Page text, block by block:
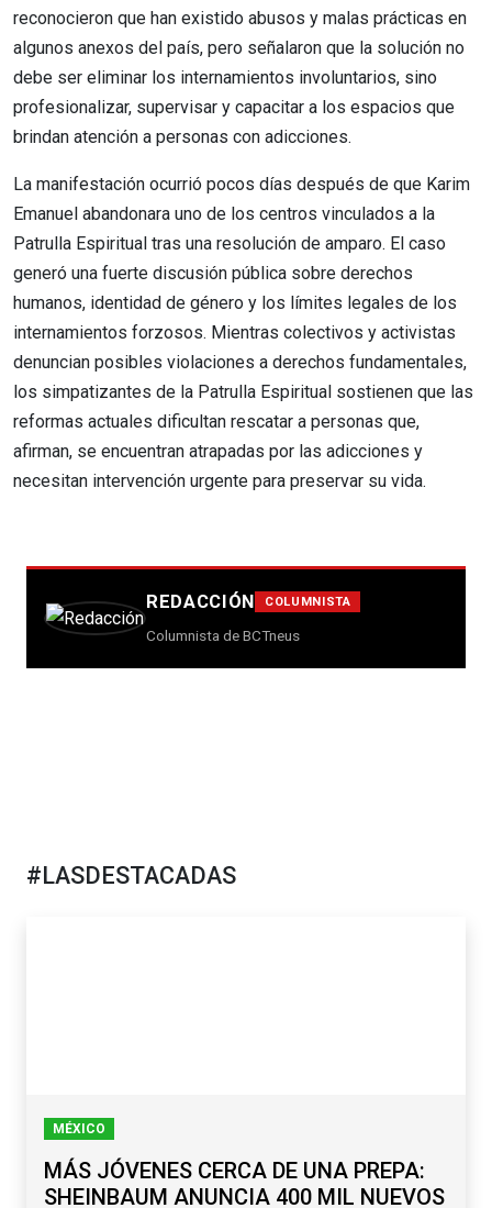
reconocieron que han existido abusos y malas prácticas en
algunos anexos del país, pero señalaron que la solución no
debe ser eliminar los internamientos involuntarios, sino
profesionalizar, supervisar y capacitar a los espacios que
brindan atención a personas con adicciones.
La manifestación ocurrió pocos días después de que Karim
Emanuel abandonara uno de los centros vinculados a la
Patrulla Espiritual tras una resolución de amparo. El caso
generó una fuerte discusión pública sobre derechos
humanos, identidad de género y los límites legales de los
internamientos forzosos. Mientras colectivos y activistas
denuncian posibles violaciones a derechos fundamentales,
los simpatizantes de la Patrulla Espiritual sostienen que las
reformas actuales dificultan rescatar a personas que,
afirman, se encuentran atrapadas por las adicciones y
necesitan intervención urgente para preservar su vida.
REDACCIÓN COLUMNISTA
Columnista de BCTneus
#LASDESTACADAS
MÉXICO
MÁS JÓVENES CERCA DE UNA PREPA:
SHEINBAUM ANUNCIA 400 MIL NUEVOS